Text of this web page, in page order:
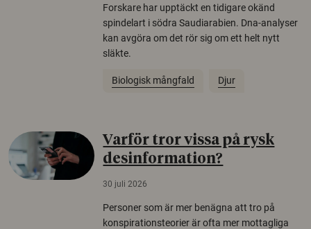
Forskare har upptäckt en tidigare okänd
spindelart i södra Saudiarabien. Dna-analyser
kan avgöra om det rör sig om ett helt nytt
släkte.
Biologisk mångfald Djur
Varför tror vissa på rysk
desinformation?
30 juli 2026
Personer som är mer benägna att tro på
konspirationsteorier är ofta mer mottagliga